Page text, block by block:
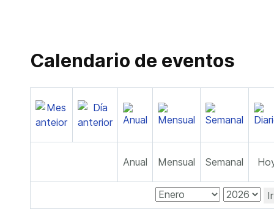
Calendario de eventos
Anual Mensual Semanal